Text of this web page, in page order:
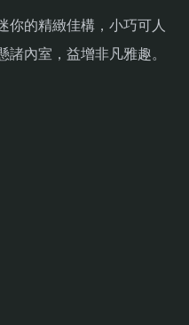
你的精緻佳構，小巧可人
諸內室，益增非凡雅趣。